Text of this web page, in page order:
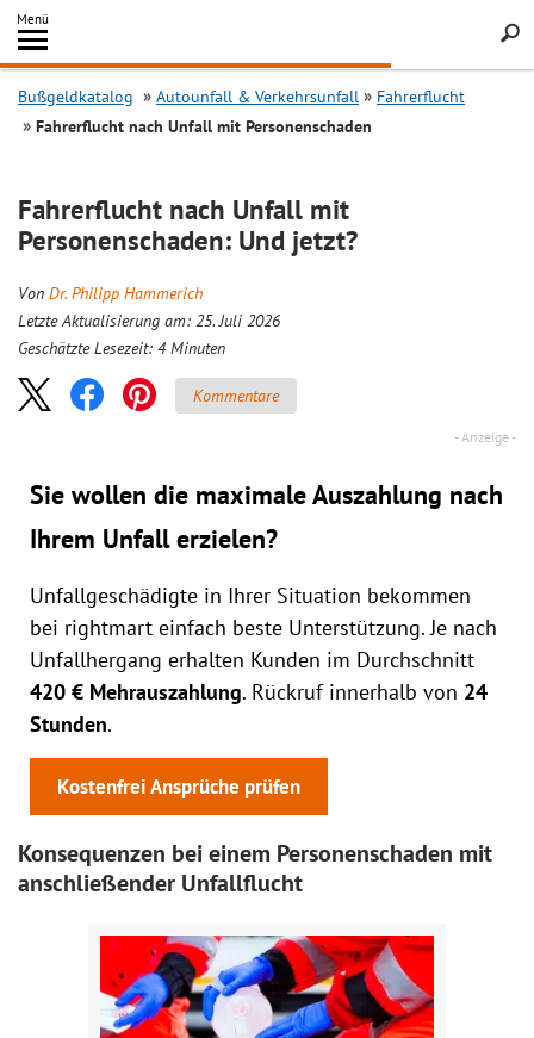
Inhalt
springen
Menü
Search
Bußgeldkatalog Autounfall & Verkehrsunfall
Fahrerflucht
Fahrerflucht nach Unfall mit Personenschaden
Fahrerflucht nach Unfall mit
Personenschaden: Und jetzt?
Von Dr. Philipp Hammerich
Letzte Aktualisierung am: 25. Juli 2026
Geschätzte Lesezeit: 4 Minuten
Kommentare
Sie wollen die maximale Auszahlung nach
Ihrem Unfall erzielen?
Unfallgeschädigte in Ihrer Situation bekommen
bei rightmart einfach beste Unterstützung. Je nach
Unfallhergang erhalten Kunden im Durchschnitt
420 € Mehrauszahlung. Rückruf innerhalb von 24
Stunden.
Kostenfrei Ansprüche prüfen
Konsequenzen bei einem Personenschaden mit
anschließender Unfallflucht